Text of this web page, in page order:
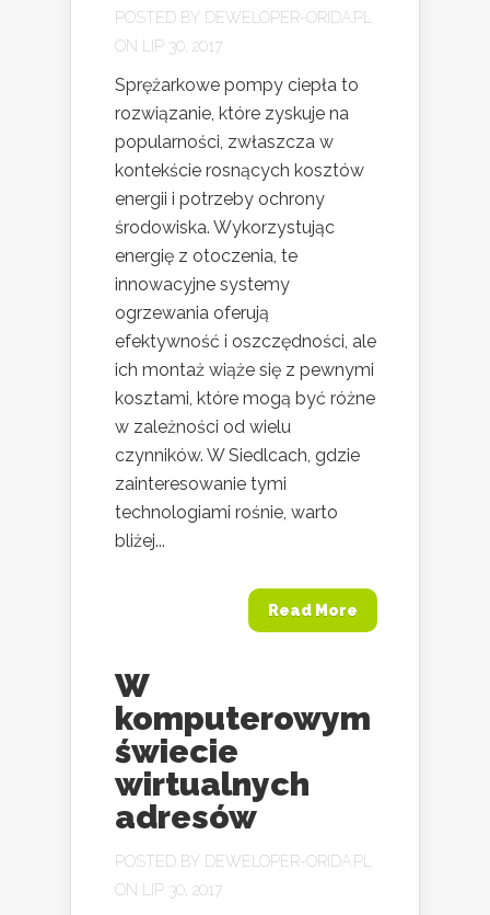
POSTED BY DEWELOPER-ORIDA.PL
ON LIP 30, 2017
Sprężarkowe pompy ciepła to
rozwiązanie, które zyskuje na
popularności, zwłaszcza w
kontekście rosnących kosztów
energii i potrzeby ochrony
środowiska. Wykorzystując
energię z otoczenia, te
innowacyjne systemy
ogrzewania oferują
efektywność i oszczędności, ale
ich montaż wiąże się z pewnymi
kosztami, które mogą być różne
w zależności od wielu
czynników. W Siedlcach, gdzie
zainteresowanie tymi
technologiami rośnie, warto
bliżej...
Read More
W
komputerowym
świecie
wirtualnych
adresów
POSTED BY DEWELOPER-ORIDA.PL
ON LIP 30, 2017